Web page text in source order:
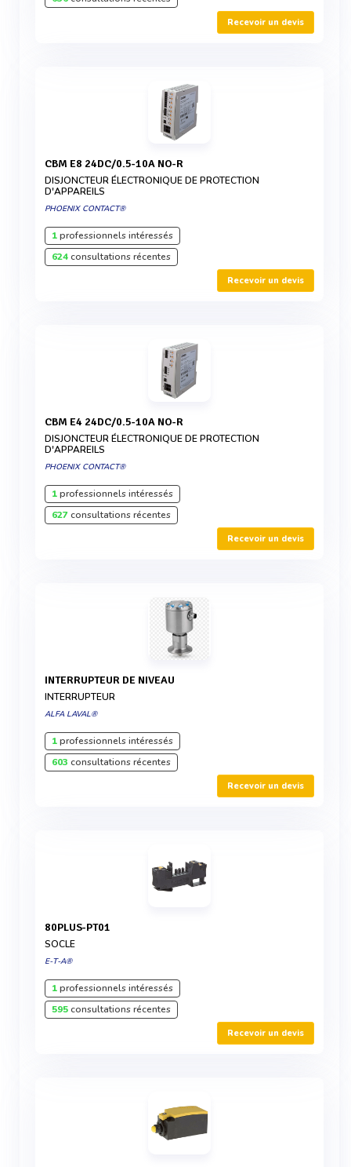
Recevoir un devis
CBM E8 24DC/0.5-10A NO-R
DISJONCTEUR ÉLECTRONIQUE DE PROTECTION
D'APPAREILS
PHOENIX CONTACT®
1professionnels intéressés
624consultations récentes
Recevoir un devis
CBM E4 24DC/0.5-10A NO-R
DISJONCTEUR ÉLECTRONIQUE DE PROTECTION
D'APPAREILS
PHOENIX CONTACT®
1professionnels intéressés
627consultations récentes
Recevoir un devis
INTERRUPTEUR DE NIVEAU
INTERRUPTEUR
ALFA LAVAL®
1professionnels intéressés
603 consultations récentes
Recevoir un devis
80PLUS-PT01
SOCLE
E-T-A®
1professionnels intéressés
595consultations récentes
Recevoir un devis